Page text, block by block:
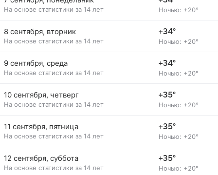
На основе статистики за 14 лет Ночью: +20°
8 сентября, вторник
На основе статистики за 14 лет
+34°
Ночью: +20°
9 сентября, среда
На основе статистики за 14 лет
+34°
Ночью: +20°
10 сентября, четверг
На основе статистики за 14 лет
+35°
Ночью: +20°
11 сентября, пятница
На основе статистики за 14 лет
+35°
Ночью: +20°
12 сентября, суббота
На основе статистики за 14 лет
+35°
Ночью: +20°